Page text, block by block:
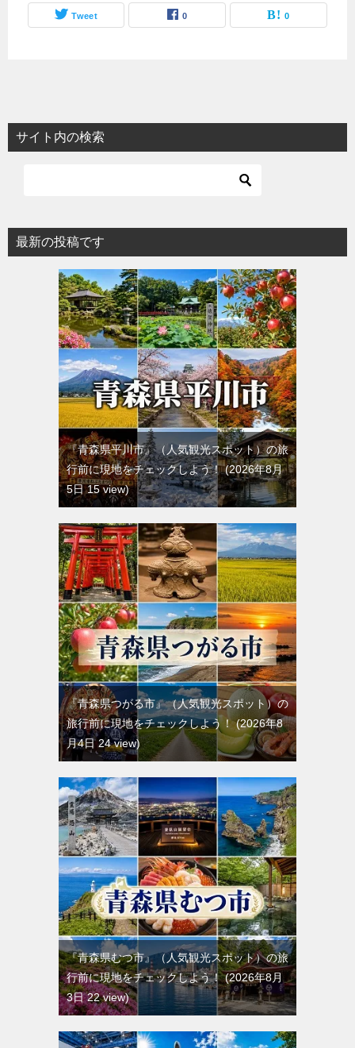
Tweet 0 0
サイト内の検索
最新の投稿です
『青森県平川市』（人気観光スポット）の旅
行前に現地をチェックしよう！ 2026年8月
5日 15 view
『青森県つがる市』（人気観光スポット）の
旅行前に現地をチェックしよう！ 2026年8
月4日 24 view
『青森県むつ市』（人気観光スポット）の旅
行前に現地をチェックしよう！ 2026年8月
3日 22 view